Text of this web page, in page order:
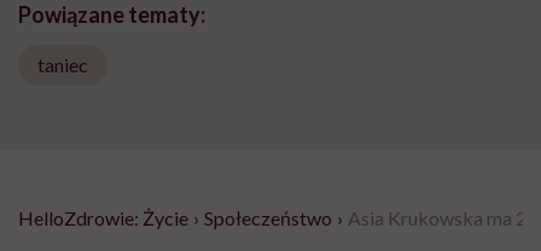
Powiązane tematy:
taniec
HelloZdrowie: Życie › Społeczeństwo › Asia Krukowska ma 25